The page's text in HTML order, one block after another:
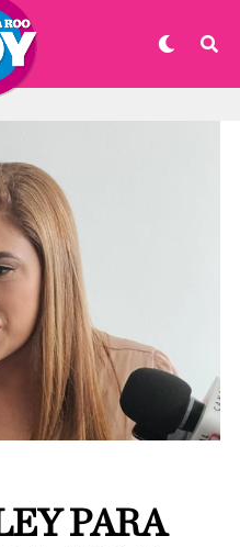
PARA